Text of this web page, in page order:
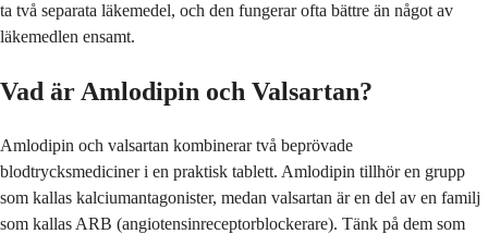
ta två separata läkemedel, och den fungerar ofta bättre än något av
läkemedlen ensamt.
Vad är Amlodipin och Valsartan?
Amlodipin och valsartan kombinerar två beprövade
blodtrycksmediciner i en praktisk tablett. Amlodipin tillhör en grupp
som kallas kalciumantagonister, medan valsartan är en del av en familj
som kallas ARB (angiotensinreceptorblockerare). Tänk på dem som